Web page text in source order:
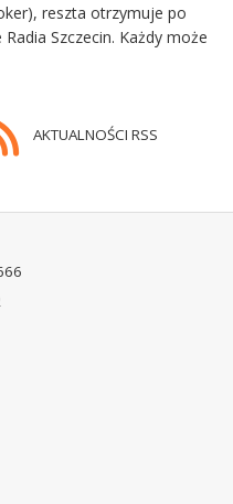
reszta otrzymuje po
Szczecin. Każdy może
AKTUALNOŚCI RSS